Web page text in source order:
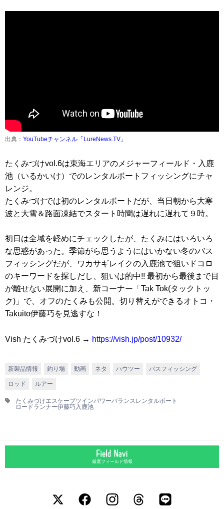
出典： YouTubeチャンネル「LureNews.TV」
たくみづけvol.6は東海エリアのメジャーフィールド・入鹿
池（いるかいけ）でのレンタルボートフィッシングにチャ
レンジ。
たくみづけでは初のレンタルボートだが、当日朝から大寒
波と大雪＆路面凍結でスタート時間は遅れに遅れて９時。
初日は全域を軽めにチェックしたが、たくみにはいろいろ
な思惑があった。季節がら思うようにはいかない冬のバス
フィッシングだが、ワカサギレイクの入鹿池で狙いドコロ
のキーワードを探しだし、狙いは的中!! 最初から最後まで目
が離せない展開に加え、新コーナー「Tak Tok(タックトッ
ク)」で、オフのたくみも公開。切り替えができるオトコ・
Takuito伊藤巧を見逃すな！
Vish たくみづけvol.6 → https://vish.jp/post/10932/
新製品情報 釣り場 動画 ネタ ハウツー バスフィッシング
ロッド ルアー
たくみづけエスケープツインパワーバランス レンタルボート
ロードランナー伊藤巧入鹿池
厳選フィールド情報